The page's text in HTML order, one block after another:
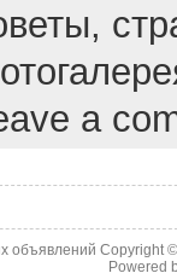
a
объявлений Copyright
Powered